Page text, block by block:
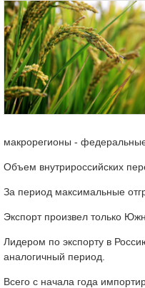
макрорегионы -
Объем внутрироссийских
За период максимальные
Экспорт произвел только
Лидером по экспорту в
аналогичный период.
Всего с начала года